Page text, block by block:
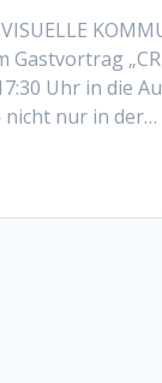
Uhr in die
nur in der…